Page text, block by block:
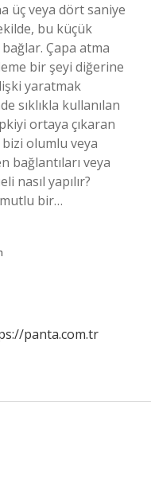
üç veya dört saniye
bu küçük
Çapa atma
bir şeyi diğerine
yaratmak
sıklıkla kullanılan
ortaya çıkaran
olumlu veya
bağlantıları veya
nasıl yapılır?
bir…
panta.com.tr